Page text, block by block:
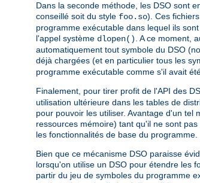
Dans la seconde méthode, les DSO sont
conseillé soit du style foo.so). Ces
programme exécutable dans lequel ils
l'appel système dlopen(). A ce moment,
automatiquement tout symbole du DSO
déjà chargées (et en particulier tous les
programme exécutable comme s'il avait
Finalement, pour tirer profit de l'API des
utilisation ultérieure dans les tables de
pour pouvoir les utiliser. Avantage d'un
ressources mémoire) tant qu'il ne sont
les fonctionnalités de base du programme.
Bien que ce mécanisme DSO paraisse
lorsqu'on utilise un DSO pour étendre les
partir du jeu de symboles du programme